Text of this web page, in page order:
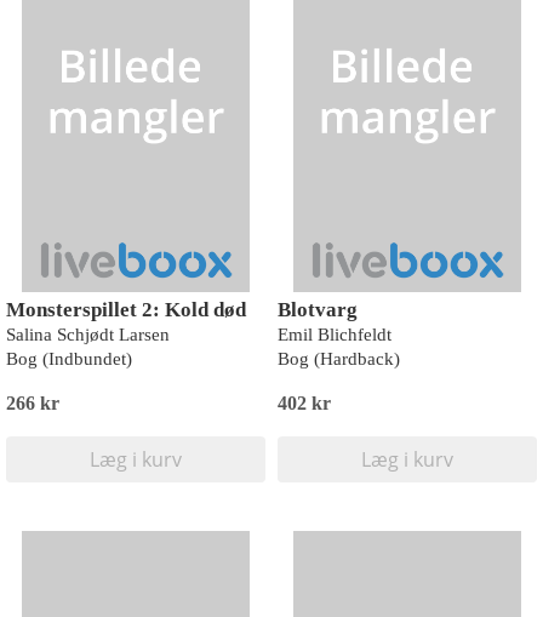
Monsterspillet 2: Kold død
Salina Schjødt Larsen
Bog (Indbundet)
266 kr
Læg i kurv
Blotvarg
Emil Blichfeldt
Bog (Hardback)
402 kr
Læg i kurv